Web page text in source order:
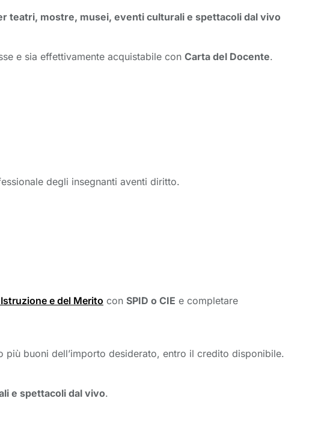
teatri, mostre, musei, eventi culturali e spettacoli dal vivo
e sia effettivamente acquistabile con Carta del Docente.
degli insegnanti aventi diritto.
e del Merito con SPID o CIE e completare
più buoni dell’importo desiderato, entro il credito disponibile.
e spettacoli dal vivo.